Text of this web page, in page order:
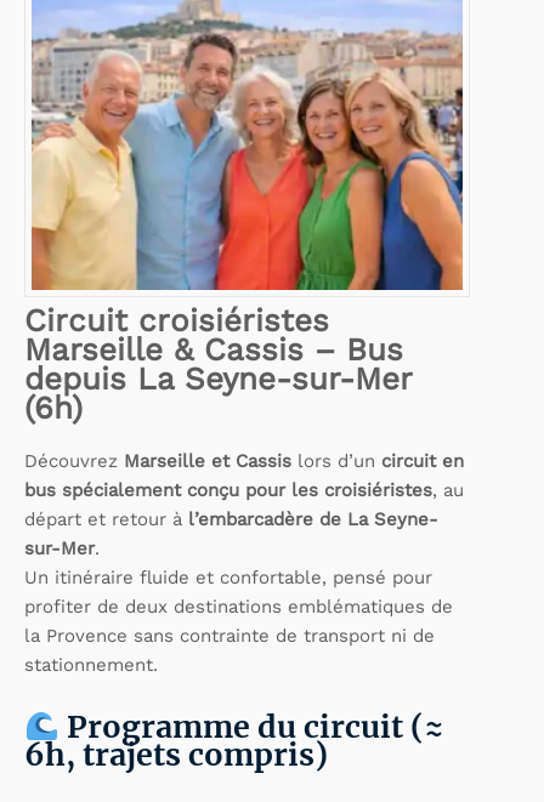
Circuit croisiéristes
Marseille & Cassis – Bus
depuis La Seyne-sur-Mer
(6h)
Découvrez Marseille et Cassis lors d’un circuit en
bus spécialement conçu pour les croisiéristes, au
départ et retour à l’embarcadère de La Seyne-
sur-Mer.
Un itinéraire fluide et confortable, pensé pour
profiter de deux destinations emblématiques de
la Provence sans contrainte de transport ni de
stationnement.
Programme du circuit (≈
6h, trajets compris)